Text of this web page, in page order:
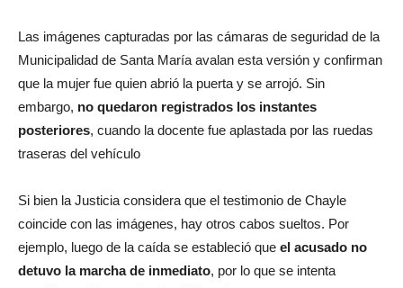
Las imágenes capturadas por las cámaras de seguridad de la
Municipalidad de Santa María avalan esta versión y confirman
que la mujer fue quien abrió la puerta y se arrojó. Sin
embargo, no quedaron registrados los instantes
posteriores, cuando la docente fue aplastada por las ruedas
traseras del vehículo
Si bien la Justicia considera que el testimonio de Chayle
coincide con las imágenes, hay otros cabos sueltos. Por
ejemplo, luego de la caída se estableció que el acusado no
detuvo la marcha de inmediato, por lo que se intenta